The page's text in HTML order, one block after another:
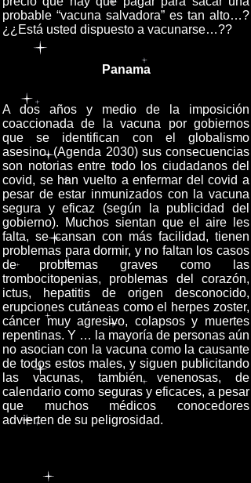
probable “vacuna salvadora” es tan alto…?
¿¿Está usted dispuesto a vacunarse…??
A dos años y medio de la imposición
coaccionada de la vacuna por gobiernos
que se identifican con el globalismo
asesino, (Agenda 2030) sus consecuencias
son notorias entre todo los ciudadanos del
covid, se han vuelto a enfermar del covid a
pesar de estar inmunizados con la vacuna
segura y eficaz (según la publicidad del
gobierno). Muchos sientan que el aire les
falta, se cansan con más facilidad, tienen
problemas para dormir, y no faltan los casos
de problemas graves como las
trombocitopenias, problemas del corazón,
ictus, hepatitis de origen desconocido,
erupciones cutáneas como el herpes zoster,
cáncer muy agresivo, colapsos y muertes
repentinas. Y … la mayoría de personas aún
no asocian con la vacuna como la causante
de todos estos males, y siguen publicitando
las vacunas, también venenosas, de
calendario como seguras y eficaces, a pesar
que muchos médicos conocedores
advierten de su peligrosidad.
Panama